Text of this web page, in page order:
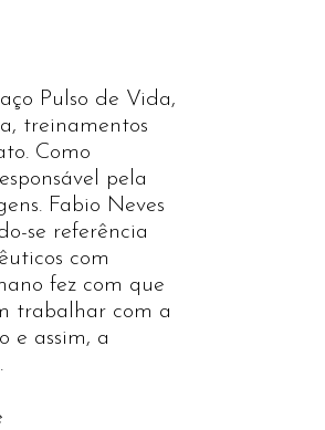
Pulso de Vida,
treinamentos
Como
pela
Fabio Neves
se referência
com
fez com que
trabalhar com a
e assim, a